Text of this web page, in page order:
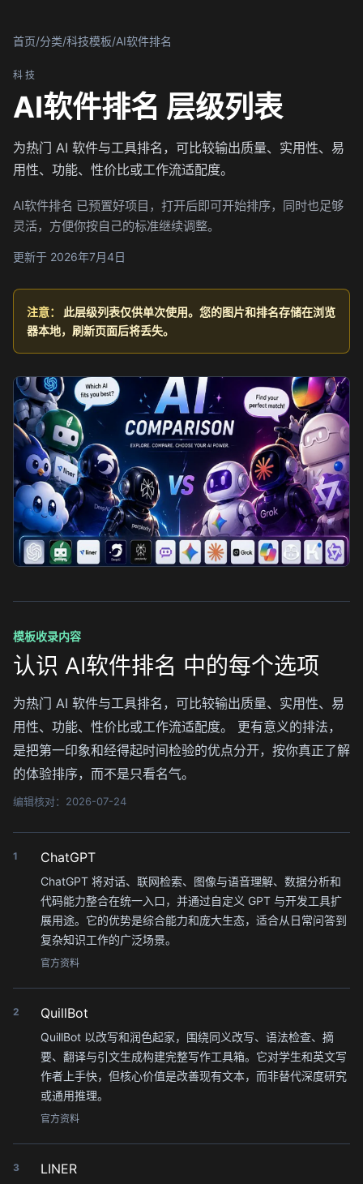
首页/分类/科技模板/AI软件排名
科技
AI软件排名 层级列表
为热门 AI 软件与工具排名，可比较输出质量、实用性、易
用性、功能、性价比或工作流适配度。
AI软件排名 已预置好项目，打开后即可开始排序，同时也足够
灵活，方便你按自己的标准继续调整。
更新于 2026年7月4日
注意：
此层级列表仅供单次使用。您的图片和排名存储在浏览
器本地，刷新页面后将丢失。
模板收录内容
认识 AI软件排名 中的每个选项
为热门 AI 软件与工具排名，可比较输出质量、实用性、易
用性、功能、性价比或工作流适配度。 更有意义的排法，
是把第一印象和经得起时间检验的优点分开，按你真正了解
的体验排序，而不是只看名气。
编辑核对：2026-07-24
1 ChatGPT
ChatGPT 将对话、联网检索、图像与语音理解、数据分析和
代码能力整合在统一入口，并通过自定义 GPT 与开发工具扩
展用途。它的优势是综合能力和庞大生态，适合从日常问答到
复杂知识工作的广泛场景。
官方资料
2 QuillBot
QuillBot 以改写和润色起家，围绕同义改写、语法检查、摘
要、翻译与引文生成构建完整写作工具箱。它对学生和英文写
作者上手快，但核心价值是改善现有文本，而非替代深度研究
或通用推理。
官方资料
3 LINER